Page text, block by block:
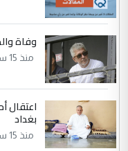
وفاة والد
منذ 15 ساعة
اعتقال
بغداد
منذ 15 ساعة